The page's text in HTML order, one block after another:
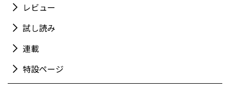
レビュー
試し読み
連載
特設ページ